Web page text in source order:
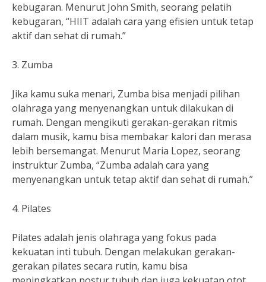
kebugaran. Menurut John Smith, seorang pelatih
kebugaran, “HIIT adalah cara yang efisien untuk tetap
aktif dan sehat di rumah.”
3. Zumba
Jika kamu suka menari, Zumba bisa menjadi pilihan
olahraga yang menyenangkan untuk dilakukan di
rumah. Dengan mengikuti gerakan-gerakan ritmis
dalam musik, kamu bisa membakar kalori dan merasa
lebih bersemangat. Menurut Maria Lopez, seorang
instruktur Zumba, “Zumba adalah cara yang
menyenangkan untuk tetap aktif dan sehat di rumah.”
4. Pilates
Pilates adalah jenis olahraga yang fokus pada
kekuatan inti tubuh. Dengan melakukan gerakan-
gerakan pilates secara rutin, kamu bisa